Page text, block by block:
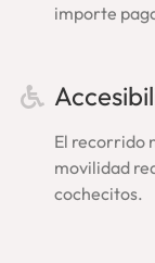
Anfiteatro Flavio.
Coliseo y
Tras la reserva y
confirmación del
te enviaremos
importe
El recorrido
movilidad
cochecitos.